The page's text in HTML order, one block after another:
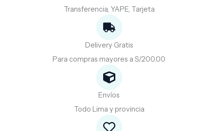
Transferencia, YAPE, Tarjeta
Delivery Gratis
Para compras mayores a S/200.00
Envíos
Todo Lima y provincia